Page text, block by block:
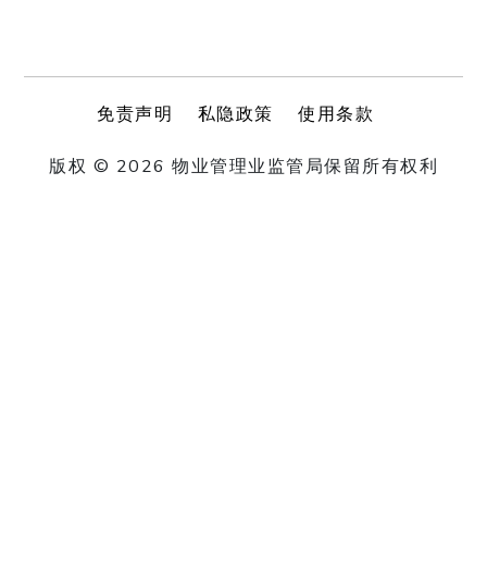
免责声明 私隐政策 使用条款
版权 © 2026 物业管理业监管局保留所有权利